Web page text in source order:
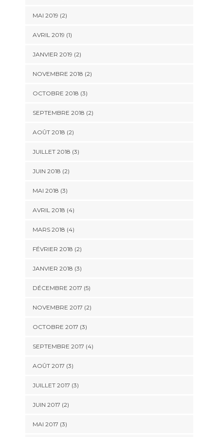
MAI 2019 (2)
AVRIL 2019 (1)
JANVIER 2019 (2)
NOVEMBRE 2018 (2)
OCTOBRE 2018 (3)
SEPTEMBRE 2018 (2)
AOÛT 2018 (2)
JUILLET 2018 (3)
JUIN 2018 (2)
MAI 2018 (3)
AVRIL 2018 (4)
MARS 2018 (4)
FÉVRIER 2018 (2)
JANVIER 2018 (3)
DÉCEMBRE 2017 (5)
NOVEMBRE 2017 (2)
OCTOBRE 2017 (3)
SEPTEMBRE 2017 (4)
AOÛT 2017 (3)
JUILLET 2017 (3)
JUIN 2017 (2)
MAI 2017 (3)